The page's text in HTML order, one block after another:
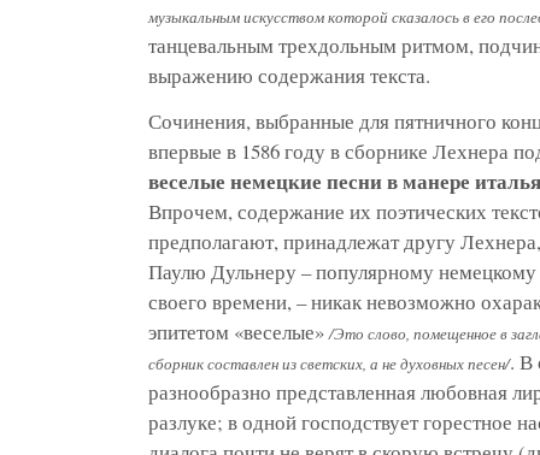
музыкальным искусством которой сказалось в его
танцевальным трехдольным ритмом,
выражению содержания текста.
Сочинения, выбранные для пятничного
впервые в 1586 году в сборнике Лехнера
веселые немецкие песни в манере
Впрочем, содержание их поэтических
предполагают, принадлежат другу
Паулю Дульнеру – популярному немецкому
своего времени, – никак невозможно
эпитетом «веселые» /Это слово, помещенное в
сборник составлен из светских, а не духовных песен/. В
разнообразно представленная любовная
разлуке; в одной господствует горестное